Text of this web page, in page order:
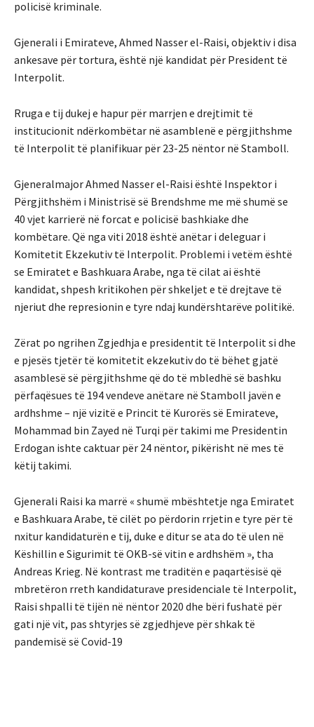
policisë kriminale.
Gjenerali i Emirateve, Ahmed Nasser el-Raisi, objektiv i disa
ankesave për tortura, është një kandidat për President të
Interpolit.
Rruga e tij dukej e hapur për marrjen e drejtimit të
institucionit ndërkombëtar në asamblenë e përgjithshme
të Interpolit të planifikuar për 23-25 ​​nëntor në Stamboll.
Gjeneralmajor Ahmed Nasser el-Raisi është Inspektor i
Përgjithshëm i Ministrisë së Brendshme me më shumë se
40 vjet karrierë në forcat e policisë bashkiake dhe
kombëtare. Që nga viti 2018 është anëtar i deleguar i
Komitetit Ekzekutiv të Interpolit. Problemi i vetëm është
se Emiratet e Bashkuara Arabe, nga të cilat ai është
kandidat, shpesh kritikohen për shkeljet e të drejtave të
njeriut dhe represionin e tyre ndaj kundërshtarëve politikë.
Zërat po ngrihen Zgjedhja e presidentit të Interpolit si dhe
e pjesës tjetër të komitetit ekzekutiv do të bëhet gjatë
asamblesë së përgjithshme që do të mbledhë së bashku
përfaqësues të 194 vendeve anëtare në Stamboll javën e
ardhshme – një vizitë e Princit të Kurorës së Emirateve,
Mohammad bin Zayed në Turqi për takimi me Presidentin
Erdogan ishte caktuar për 24 nëntor, pikërisht në mes të
këtij takimi.
Gjenerali Raisi ka marrë « shumë mbështetje nga Emiratet
e Bashkuara Arabe, të cilët po përdorin rrjetin e tyre për të
nxitur kandidaturën e tij, duke e ditur se ata do të ulen në
Këshillin e Sigurimit të OKB-së vitin e ardhshëm », tha
Andreas Krieg. Në kontrast me traditën e paqartësisë që
mbretëron rreth kandidaturave presidenciale të Interpolit,
Raisi shpalli të tijën në nëntor 2020 dhe bëri fushatë për
gati një vit, pas shtyrjes së zgjedhjeve për shkak të
pandemisë së Covid-19